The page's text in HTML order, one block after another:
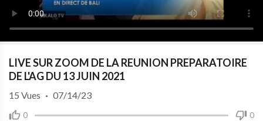
LIVE SUR ZOOM DE LA REUNION PREPARATOIRE
DE L'AG DU 13 JUIN 2021
0 0
15 Vues · 07/14/23